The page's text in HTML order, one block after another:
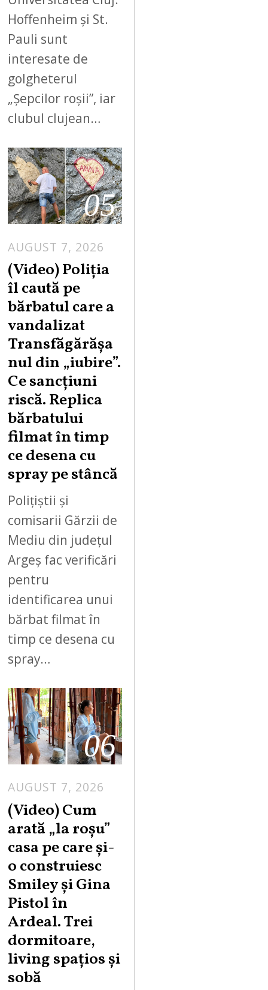
Hoffenheim și St.
Pauli sunt
interesate de
golgheterul
„Șepcilor roșii”, iar
clubul clujean…
05
AUGUST 7, 2026
U
G
S
7
,
(Video) Poliția
îl caută pe
bărbatul care a
vandalizat
Transfăgărășa
nul din „iubire”.
Ce sancțiuni
riscă. Replica
bărbatului
filmat în timp
ce desena cu
spray pe stâncă
Polițiștii și
comisarii Gărzii de
Mediu din județul
Argeș fac verificări
pentru
identificarea unui
bărbat filmat în
timp ce desena cu
spray…
06
AUGUST 7, 2026
(Video) Cum
arată „la roşu”
casa pe care şi-
o construiesc
Smiley şi Gina
Pistol în
Ardeal. Trei
dormitoare,
living spațios și
sobă